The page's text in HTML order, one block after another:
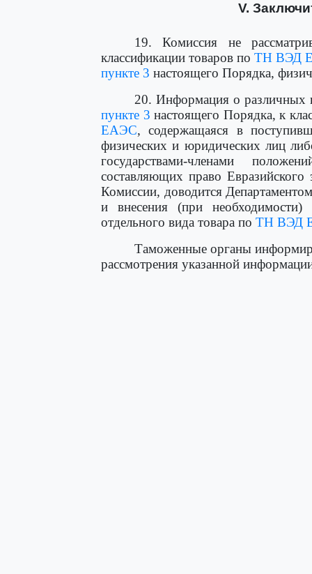
V.
19. Комиссия не
классификации товаров поТН ВЭД
пункте 3 настоящего Порядка,
20. Информация о различных
пункте 3 настоящего Порядка, к
ЕАЭС, содержащаяся в
физических и юридических лиц
государствами-членами
составляющих право
Комиссии, доводится
и внесения (при
отдельного вида товара по ТН ВЭД
Таможенные органы
рассмотрения указанной